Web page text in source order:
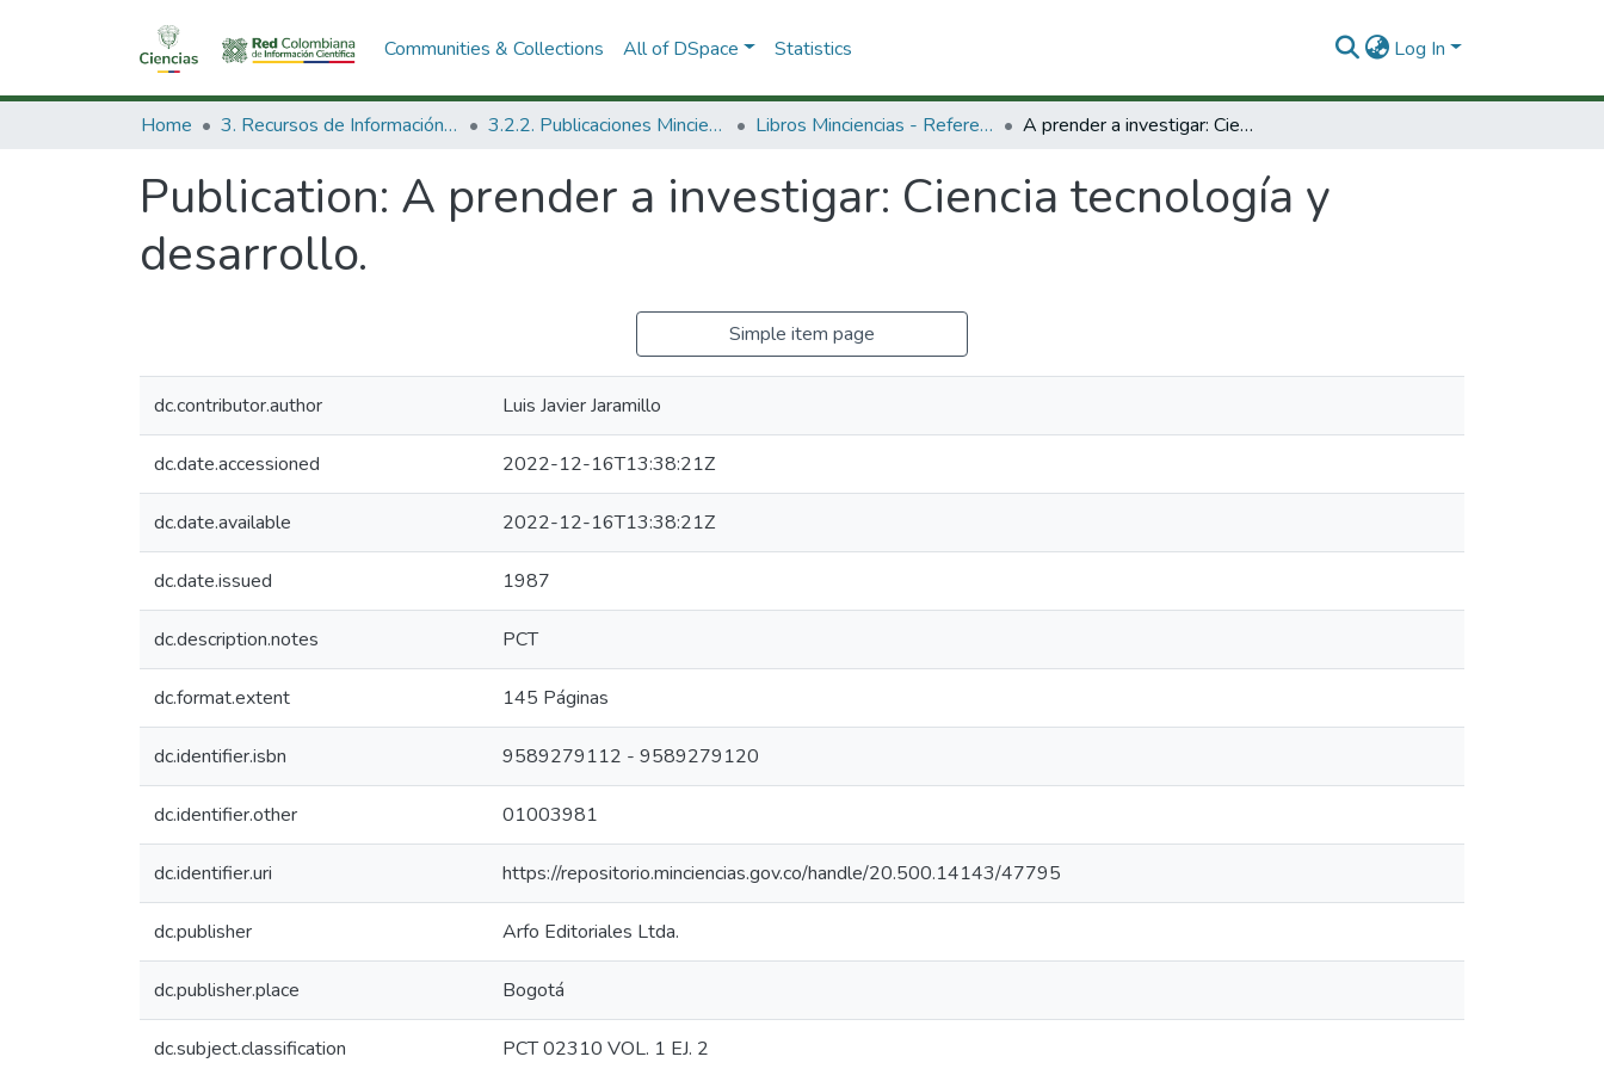
Communities & Collections All of DSpace Statistics Log In
Home 3. Recursos de Información Científica y Tecnológica 3.2.2. Publicaciones Minciencias Libros Minciencias - Referenciales A prender a investigar: Ciencia tecnología y desarrollo.
Publication: A prender a investigar: Ciencia tecnología y
desarrollo.
Simple item page
dc.contributor.author Luis Javier Jaramillo
dc.date.accessioned 2022-12-16T13:38:21Z
dc.date.available 2022-12-16T13:38:21Z
dc.date.issued 1987
dc.description.notes PCT
dc.format.extent 145 Páginas
dc.identifier.isbn 9589279112 - 9589279120
dc.identifier.other 01003981
dc.identifier.uri https://repositorio.minciencias.gov.co/handle/20.500.14143/47795
dc.publisher Arfo Editoriales Ltda.
dc.publisher.place Bogotá
dc.subject.classification PCT 02310 VOL. 1 EJ. 2